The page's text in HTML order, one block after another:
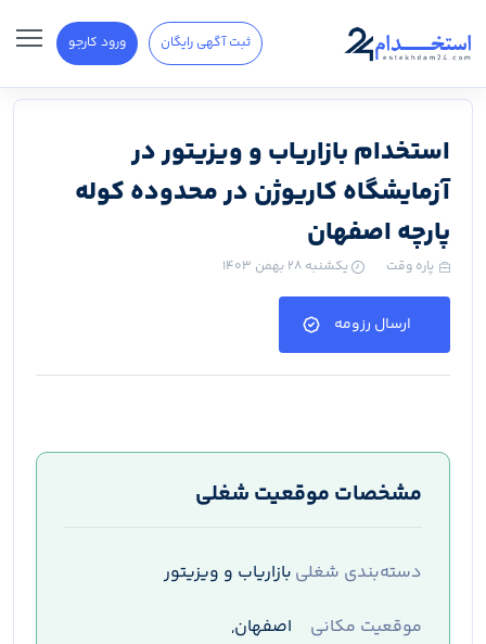
ثبت آگهی رایگان ورود کارجو
استخدام بازاریاب و ویزیتور در
آزمایشگاه کاریوژن در محدوده کوله
پارچه اصفهان
پاره وقت یکشنبه ۲۸ بهمن ۱۴۰۳
ارسال رزومه
مشخصات موقعیت شغلی
دسته‌بندی شغلی بازاریاب و ویزیتور
موقعیت مکانی
اصفهان,